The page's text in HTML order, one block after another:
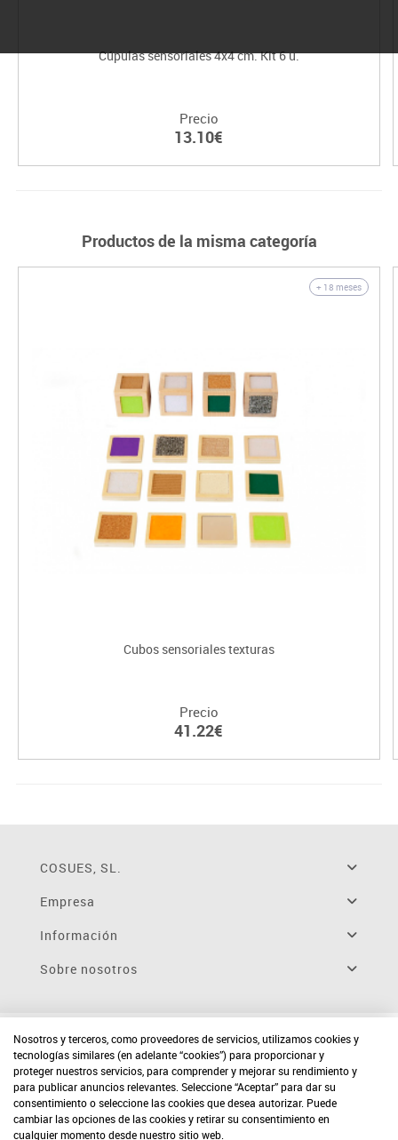
Cúpulas sensoriales 4x4 cm. Kit 6 u.
Precio
13.10€
Productos de la misma categoría
+ 18 meses
Cubos sensoriales texturas
Precio
41.22€
COSUES, SL.
Empresa
Información
Sobre nosotros
Nosotros y terceros, como proveedores de servicios, utilizamos cookies y
tecnologías similares (en adelante “cookies”) para proporcionar y
proteger nuestros servicios, para comprender y mejorar su rendimiento y
para publicar anuncios relevantes. Seleccione “Aceptar” para dar su
consentimiento o seleccione las cookies que desea autorizar. Puede
cambiar las opciones de las cookies y retirar su consentimiento en
cualquier momento desde nuestro sitio web.